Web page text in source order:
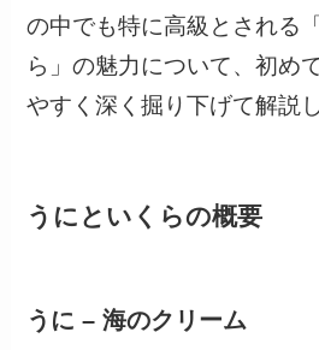
の中でも特に高級とされる
ら」の魅力について、初め
やすく深く掘り下げて解説
うにといくらの概要
うに – 海のクリーム